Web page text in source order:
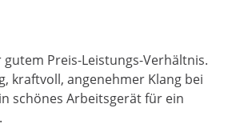
Preis-Leistungs-Verhältnis.
kraftvoll, angenehmer Klang bei
schönes Arbeitsgerät für ein